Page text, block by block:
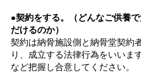
●契約をする。（どんなご供養
だけるのか）
契約は納骨施設側と納骨堂契約
り、成立する法律行為をいいま
など把握し合意してください。